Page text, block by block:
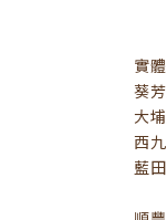
實
葵
大
西
藍